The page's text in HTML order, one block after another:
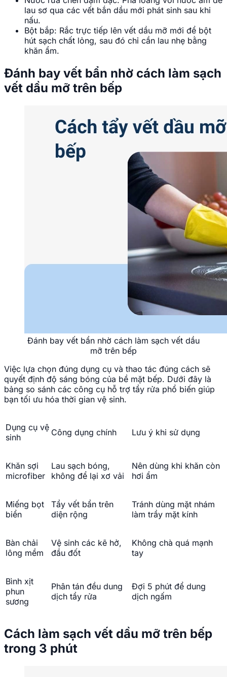
lau sơ qua các vết bắn dầu mới phát sinh sau khi
nấu.
Bột bắp: Rắc trực tiếp lên vết dầu mỡ mới để bột
hút sạch chất lỏng, sau đó chỉ cần lau nhẹ bằng
khăn ẩm.
Đánh bay vết bẩn nhờ cách làm sạch
vết dầu mỡ trên bếp
Đánh bay vết bẩn nhờ cách làm sạch vết dầu
mỡ trên bếp
Việc lựa chọn đúng dụng cụ và thao tác đúng cách sẽ
quyết định độ sáng bóng của bề mặt bếp. Dưới đây là
bảng so sánh các công cụ hỗ trợ tẩy rửa phổ biến giúp
bạn tối ưu hóa thời gian vệ sinh.
Dụng cụ vệ
sinh
Công dụng chính Lưu ý khi sử dụng
Khăn sợi
microfiber
Lau sạch bóng,
không để lại xơ vải
Nên dùng khi khăn còn
hơi ẩm
Miếng bọt
biển
Tẩy vết bẩn trên
diện rộng
Tránh dùng mặt nhám
làm trầy mặt kính
Bàn chải
lông mềm
Vệ sinh các kẽ hở,
đầu đốt
Không chà quá mạnh
tay
Bình xịt
phun
sương
Phân tán đều dung
dịch tẩy rửa
Đợi 5 phút để dung
dịch ngấm
Cách làm sạch vết dầu mỡ trên bếp
trong 3 phút